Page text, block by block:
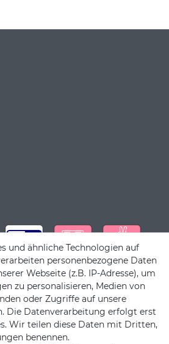
und ähnliche Technologien auf
personenbezogene Daten
Webseite (z.B. IP-Adresse), um
zu personalisieren, Medien von
oder Zugriffe auf unsere
Die Datenverarbeitung erfolgt erst
Wir teilen diese Daten mit Dritten,
benennen.